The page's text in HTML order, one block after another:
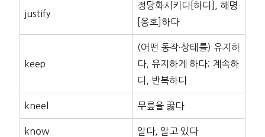
justify
정당화시키다[하다], 해명
[옹호]하다
keep
(어떤 동작·상태를) 유지하
다, 유지하게 하다; 계속하
다, 반복하다
kneel 무릎을 꿇다
know 알다, 알고 있다